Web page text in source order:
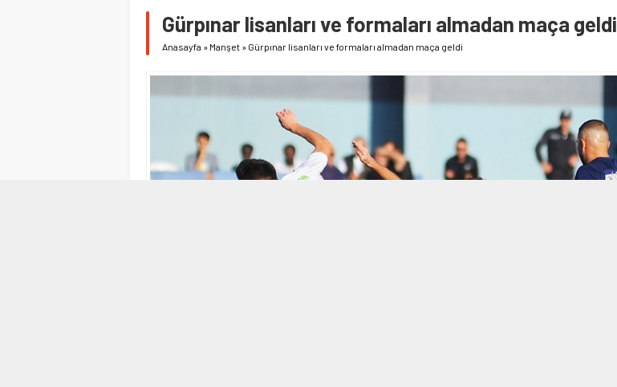
Gürpınar lisanları ve formaları almadan maça geldi
Anasayfa » Manşet » Gürpınar lisanları ve formaları almadan maça geldi